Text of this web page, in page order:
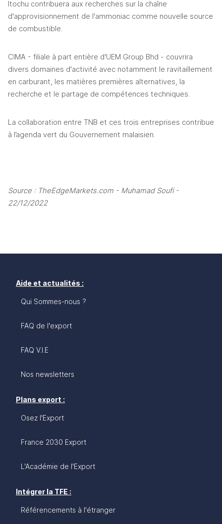
Itochu contribuera aux recherches sur la chaîne
d'approvisionnement de l'ammoniac comme nouvelle source
de combustible.
CIMA - filiale à part entière d'UEM Group Bhd - couvrira
divers domaines d'activité avec notamment le ravitaillement
en carburant, les matières premières alternatives, la
recherche et le partage de compétences techniques.
La collaboration entre TNB et ces trois entreprises contribue
à l’agenda vert du Gouvernement malaisien.
Source : TheEdgeMarkets.com - Muhamad Soufi -
22/12/2022
Aide et actualités :
Qui Sommes-nous ?
FAQ de l'export
FAQ V.I.E
Nos newsletters
Plans export :
Osez l'Export
France 2030 Export
L'Académie de l'Export
Intégrer la TFE :
Référencements à l'étranger